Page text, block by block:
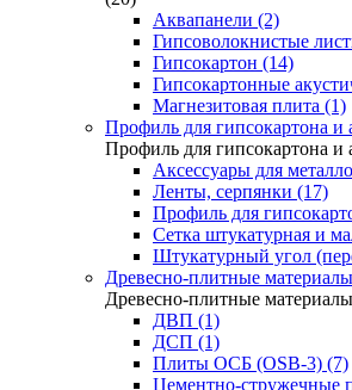
Аквапанели (2)
Гипсоволокнистые
Гипсокартон (14)
Гипсокартонные
Магнезитовая плита (1)
Профиль для гипсокартона и
Профиль для гипсокартона и
Аксессуары для
Ленты, серпянки (17)
Профиль для
Сетка штукатурная и
Штукатурный угол
Древесно-плитные
Древесно-плитные
ДВП (1)
ДСП (1)
Плиты ОСБ (OSB-3) (7)
Цементно-